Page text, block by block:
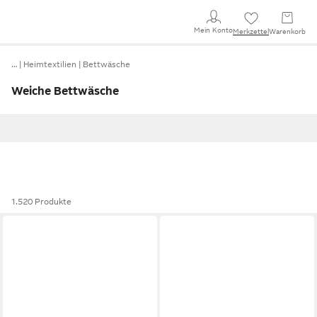
Mein KontoMerkzettel Warenkorb
… Heimtextilien Bettwäsche
Weiche Bettwäsche
1.520 Produkte